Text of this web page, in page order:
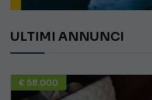
ULTIMI ANNUNCI
€ 58.000